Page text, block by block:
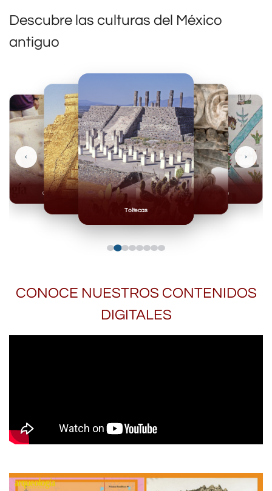
Descubre las culturas del México
antiguo
Toltecas
Mexicas
Olmecas
‹ ›
CONOCE NUESTROS CONTENIDOS
DIGITALES